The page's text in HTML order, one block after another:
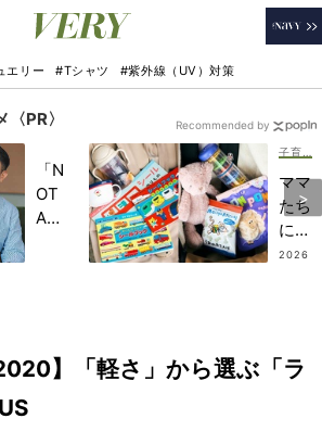
エリー #Tシャツ #紫外線（UV）対策
PR〉
「N
OT
A
記憶
に一
ママ
たち
に欠
かせ
グッ
2026
Recommended by
】「軽さ」から選ぶ「ラ